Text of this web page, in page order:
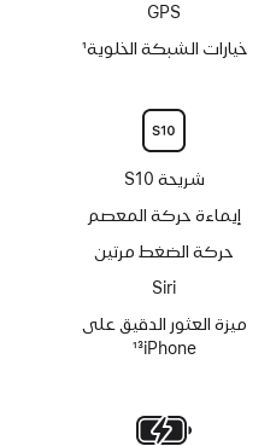
GPS
خيارات الشبكة الخلوية1
شريحة S10
إيماءة حركة المعصم
حركة الضغط مرتين
Siri‏
ميزة العثور الدقيق على
iPhone‏
13